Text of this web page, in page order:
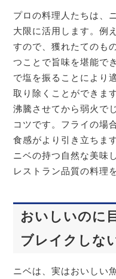
プロの料理人たちは、
大限に活用します。例
すので、獲れたてのも
つことで旨味を堪能で
で塩を振ることにより
取り除くことができま
沸騰させてから弱火で
コツです。フライの場
食感がより引き立ちま
ニベの持つ自然な美味
レストラン品質の料理
おいしいのに
ブレイクしな
ニベは、実はおいしい